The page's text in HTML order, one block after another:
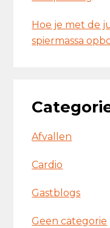
Hoe je met de
spiermassa
Afvallen
Cardio
Gastblogs
Geen categorie